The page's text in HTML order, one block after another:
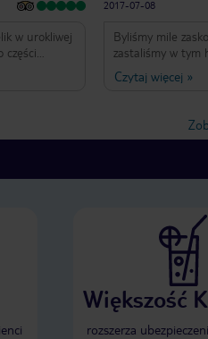
w urokliwej
części
proste,
2017-07-08
Byliśmy mile
zastaliśmy w tym
Spodziewaliśmy
standardu jak na
troche mało
Ogólnie bardzo
polecamy!
Czytaj więcej »
Większość
rozszerza